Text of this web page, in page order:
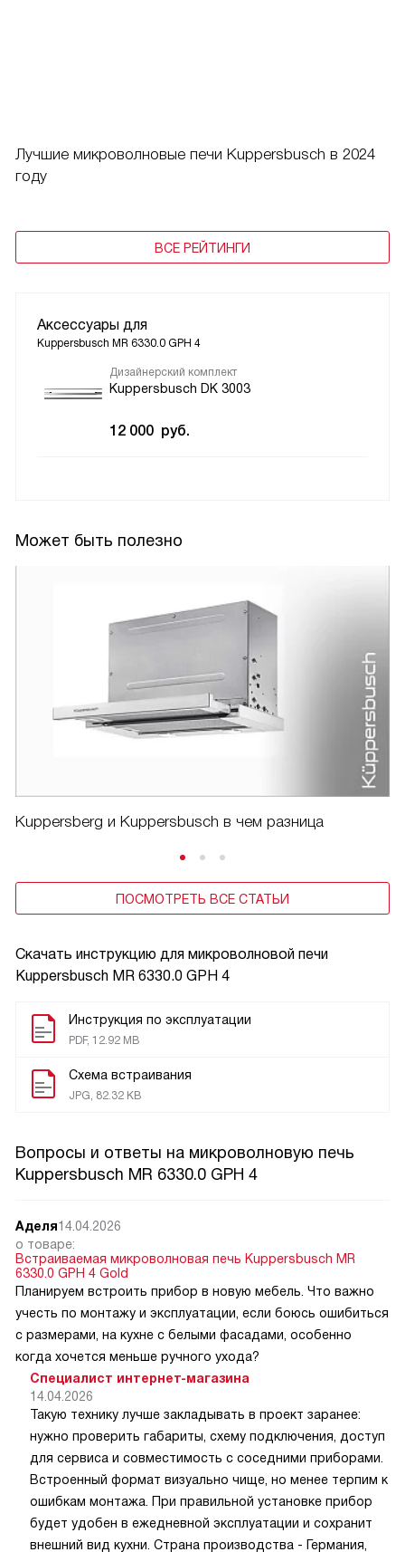
Скачать инструкцию для микроволновой печи
Kuppersbusch MR 6330.0 GPH 4
Инструкция по эксплуатации
PDF, 12.92 MB
Схема встраивания
JPG, 82.32 KB
Лучшие микроволновые печи Kuppersbusch в 2024
году
ВСЕ РЕЙТИНГИ
Аксессуары для
Kuppersbusch MR 6330.0 GPH 4
Дизайнерский комплект
Kuppersbusch DK 3003
12 000 руб.
Может быть полезно
Kuppersberg и Kuppersbusch в чем разница
ПОСМОТРЕТЬ ВСЕ СТАТЬИ
Вопросы и ответы на микроволновую печь
Kuppersbusch MR 6330.0 GPH 4
Аделя14.04.2026
о товаре:
Встраиваемая микроволновая печь Kuppersbusch MR
6330.0 GPH 4 Gold
Планируем встроить прибор в новую мебель. Что важно
учесть по монтажу и эксплуатации, если боюсь ошибиться
с размерами, на кухне с белыми фасадами, особенно
когда хочется меньше ручного ухода?
Специалист интернет-магазина
14.04.2026
Такую технику лучше закладывать в проект заранее:
нужно проверить габариты, схему подключения, доступ
для сервиса и совместимость с соседними приборами.
Встроенный формат визуально чище, но менее терпим к
ошибкам монтажа. При правильной установке прибор
будет удобен в ежедневной эксплуатации и сохранит
внешний вид кухни. Страна производства - Германия,